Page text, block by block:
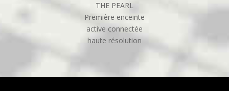
THE PEARL
Première enceinte
active connectée
haute résolution